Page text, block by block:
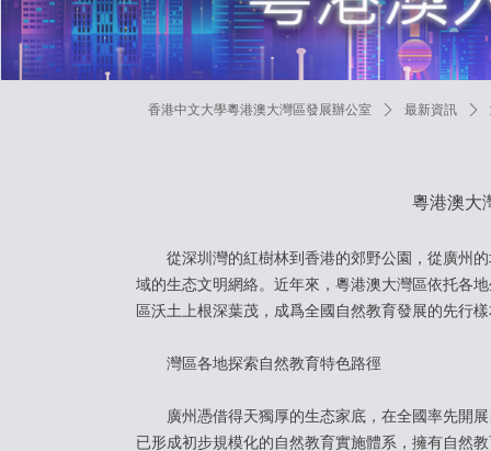
粵港澳大
香港中文大學粵港澳大灣區發展辦公室 ꄲ 最新資訊 ꄲ
從深圳灣的紅樹林到香港的郊野公園，從廣州
域的生态文明網絡。近年來，粵港澳大灣區依托各
區沃土上根深葉茂，成爲全國自然教育發展的先行
灣區各地探索自然教育特色路徑
廣州憑借得天獨厚的生态家底，在全國率先開展
已形成初步規模化的自然教育實施體系，擁有自然